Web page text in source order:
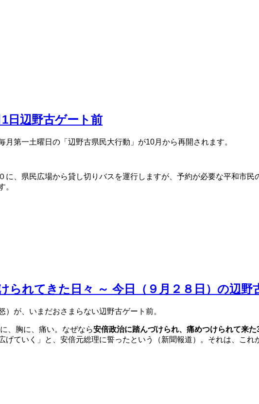
日辺野古ゲート前
第一土曜日の「辺野古県民大行動」が10月から再開されます。
に、県民広場から貸し切りバスを運行しますが、予約が必要な平和市
。
られてきた日々 ～ 今日（９月２８日）の辺野
が、いまだおさまらない辺野古ゲート前。
、胸に、痛い。なぜなら安倍政治に踏んづけられ、痛めつけられて来た
ていく」と、安倍元総理に誓ったという（新聞報道）。それは、これ